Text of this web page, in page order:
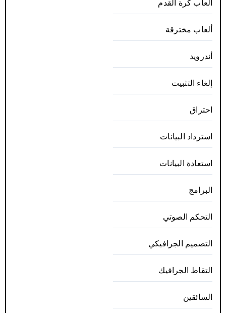
ألعاب كرة القدم
ألعاب مخترقة
أندرويد
إلغاء التثبيت
احتراق
استرداد البيانات
استعادة البيانات
البرامج
التحكم الصوتي
التصميم الجرافيكي
التقاط الجرافيك
السائقين